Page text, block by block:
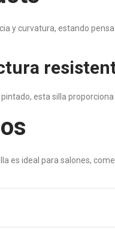
y curvatura, estando
esta silla
es ideal para salones,